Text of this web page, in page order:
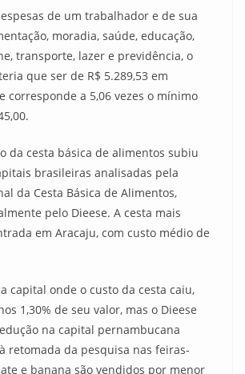
de um trabalhador e de sua
moradia, saúde, educação,
transporte, lazer e previdência, o
que ser de R$ 5.289,53 em
corresponde a 5,06 vezes o mínimo
da cesta básica de alimentos subiu
brasileiras analisadas pela
da Cesta Básica de Alimentos,
pelo Dieese. A cesta mais
em Aracaju, com custo médio de
capital onde o custo da cesta caiu,
1,30% de seu valor, mas o Dieese
na capital pernambucana
retomada da pesquisa nas feiras-
e banana são vendidos por menor